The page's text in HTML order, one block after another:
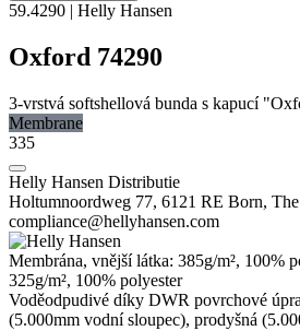
59.4290 | Helly Hansen
Oxford 74290
3-vrstvá softshellová bunda s kapucí
Membrane
335
Helly Hansen Distributie
Holtumnoordweg 77, 6121 RE Born,
compliance@hellyhansen.com
Membrána, vnější látka: 385g/m², 100%
325g/m², 100% polyester
Voděodpudivé díky DWR povrchové
(5.000mm vodní sloupec), prodyšná